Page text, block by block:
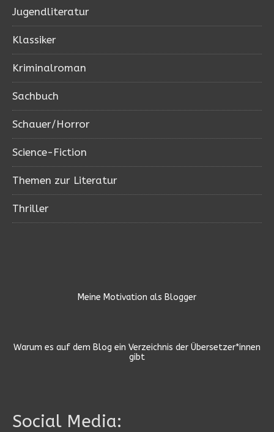
Jugendliteratur
Klassiker
Kriminalroman
Sachbuch
Schauer/Horror
Science-Fiction
Themen zur Literatur
Thriller
Meine Motivation als Blogger
Warum es auf dem Blog ein Verzeichnis der Übersetzer*innen
gibt
Social Media: